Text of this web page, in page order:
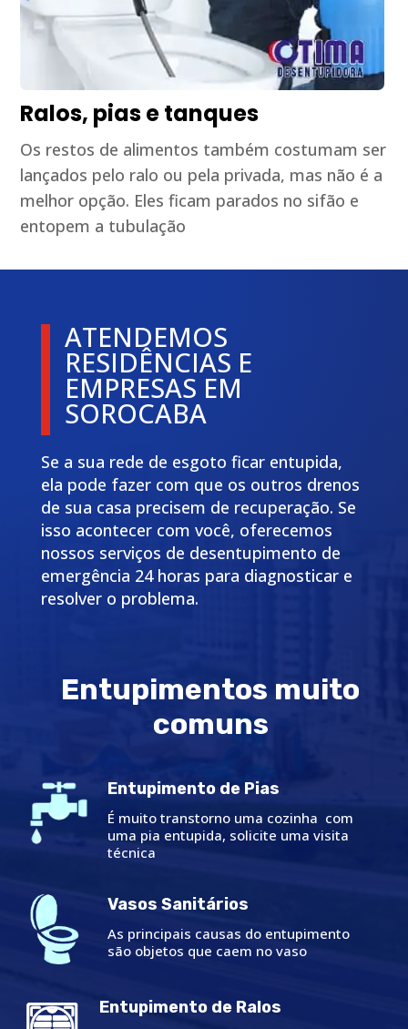
Ralos, pias e tanques
Os restos de alimentos também costumam ser
lançados pelo ralo ou pela privada, mas não é a
melhor opção. Eles ficam parados no sifão e
entopem a tubulação
ATENDEMOS
RESIDÊNCIAS E
EMPRESAS EM
SOROCABA
Se a sua rede de esgoto ficar entupida,
ela pode fazer com que os outros drenos
de sua casa precisem de recuperação. Se
isso acontecer com você, oferecemos
nossos serviços de desentupimento de
emergência 24 horas para diagnosticar e
resolver o problema.
Entupimentos muito
comuns
Entupimento de Pias
É muito transtorno uma cozinha com
uma pia entupida, solicite uma visita
técnica
Vasos Sanitários
As principais causas do entupimento
são objetos que caem no vaso
Entupimento de Ralos